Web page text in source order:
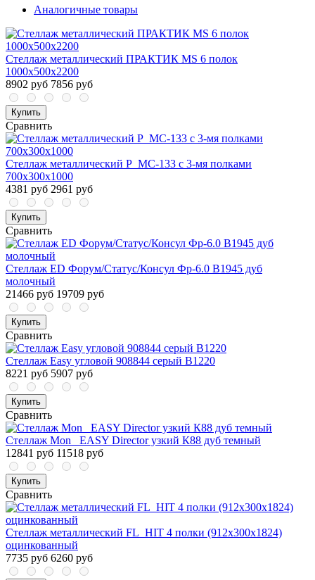
Аналогичные товары
Стеллаж металлический ПРАКТИК MS 6 полок
1000х500х2200
8902 руб 7856 руб
Купить
Сравнить
Стеллаж металлический P_МС-133 с 3-мя полками
700х300х1000
4381 руб 2961 руб
Купить
Сравнить
Стеллаж ED Форум/Статус/Консул Фр-6.0 В1945 дуб
молочный
21466 руб 19709 руб
Купить
Сравнить
Стеллаж Easy угловой 908844 серый В1220
8221 руб 5907 руб
Купить
Сравнить
Стеллаж Mon_ EASY Director узкий К88 дуб темный
12841 руб 11518 руб
Купить
Сравнить
Стеллаж металлический FL_HIT 4 полки (912х300х1824)
оцинкованный
7735 руб 6260 руб